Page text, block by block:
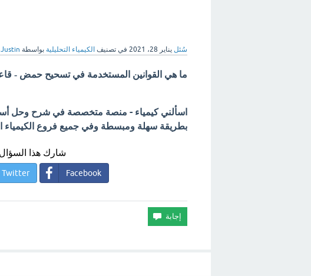
سُئل يناير 28، 2021 في تصنيف الكيمياء التحليلية بواسطة Justin
ما هي القوانين المستخدمة في تسحيح حمض -
اسألني كيمياء - منصة متخصصة في شرح وحل
بطريقة سهلة ومبسطة وفي جميع فروع الكيمياء
شارك هذا
Facebook
Twitter